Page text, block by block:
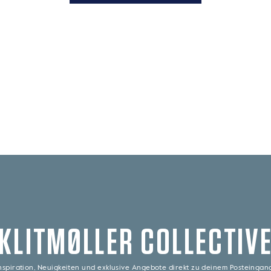
Neuigkeiten und exklusive Angebote direkt zu deinem